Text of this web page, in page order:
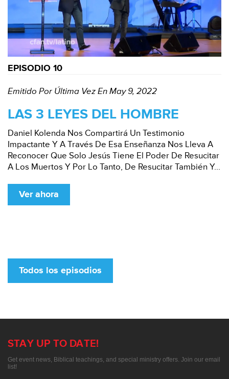
EPISODIO 10
Emitido Por Última Vez En May 9, 2022
LAS 3 LEYES DEL HOMBRE
Daniel Kolenda Nos Compartirá Un Testimonio
Impactante Y A Través De Esa Enseñanza Nos Lleva A
Reconocer Que Solo Jesús Tiene El Poder De Resucitar
A Los Muertos Y Por Lo Tanto, De Resucitar También Y...
Ver ahora
Todos los episodios
STAY UP TO DATE!
Get event news, Biblical teachings, and special ministry offers. Join our email
list!